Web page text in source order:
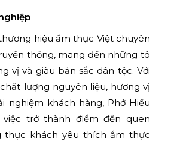
hiệu ẩm thực Việt chuyên
thống, mang đến những tô
vị và giàu bản sắc dân tộc. Với
lượng nguyên liệu, hương vị
nghiệm khách hàng, Phở Hiếu
trở thành điểm đến quen
thực khách yêu thích ẩm thực